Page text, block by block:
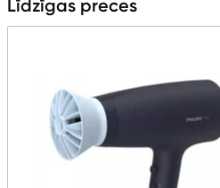
Līdzīgas preces